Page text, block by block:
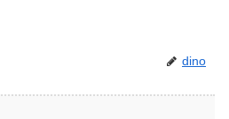
dino